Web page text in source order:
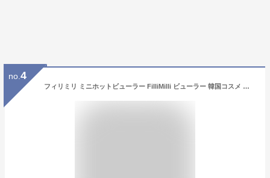
no. 4
フィリミリ ミニホットビューラー FilliMilli ビューラー 韓国コスメ 人気